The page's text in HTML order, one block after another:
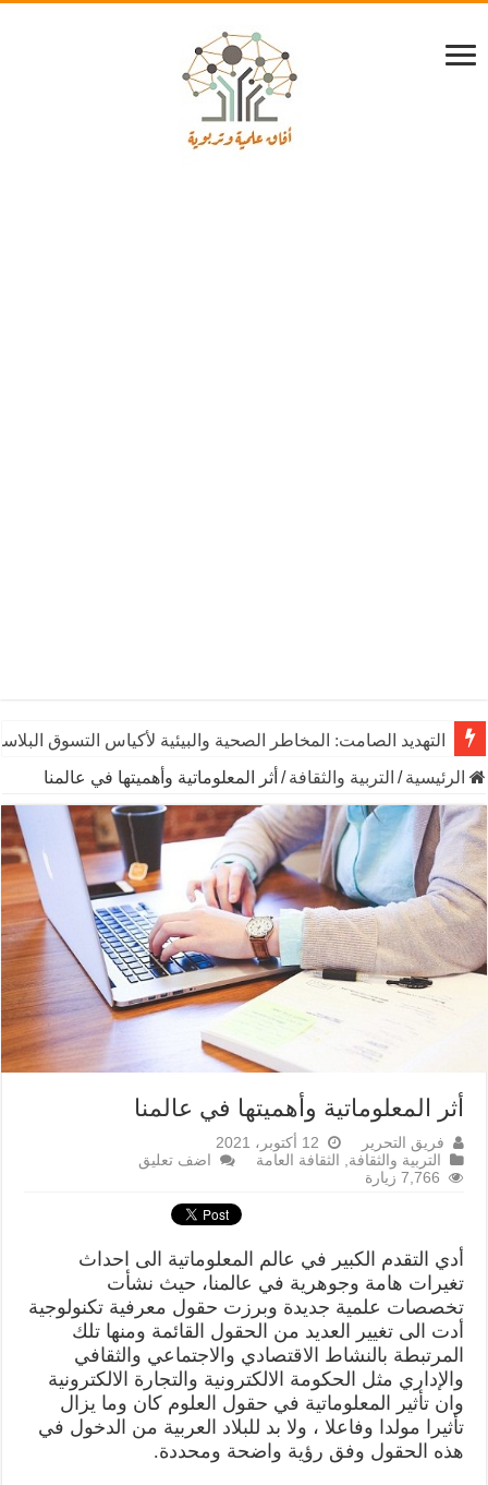
التهديد الصامت: المخاطر الصحية والبيئية لأكياس التسوق
الرئيسية / التربية والثقافة / أثر المعلوماتية وأهميتها في عالمنا
أثر المعلوماتية وأهميتها في عالمنا
فريق التحرير
12 أكتوبر، 2021
التربية والثقافة, الثقافة العامة
اضف تعليق
7,766 زيارة
أدي التقدم الكبير في عالم المعلوماتية الى احداث
تغيرات هامة وجوهرية في عالمنا، حيث نشأت
تخصصات علمية جديدة وبرزت حقول معرفية تكنولوجية
أدت الى تغيير العديد من الحقول القائمة ومنها تلك
المرتبطة بالنشاط الاقتصادي والاجتماعي والثقافي
والإداري مثل الحكومة الالكترونية والتجارة الالكترونية
وان تأثير المعلوماتية في حقول العلوم كان وما يزال
تأثيرا مولدا وفاعلا ، ولا بد للبلاد العربية من الدخول في
هذه الحقول وفق رؤية واضحة ومحددة.